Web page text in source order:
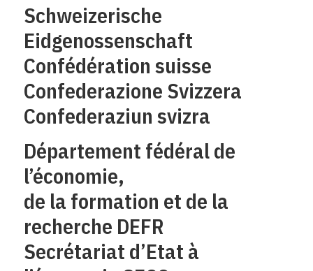
Schweizerische
Eidgenossenschaft
Confédération suisse
Confederazione Svizzera
Confederaziun svizra
Département fédéral de
l’économie,
de la formation et de la
recherche DEFR
Secrétariat d’Etat à